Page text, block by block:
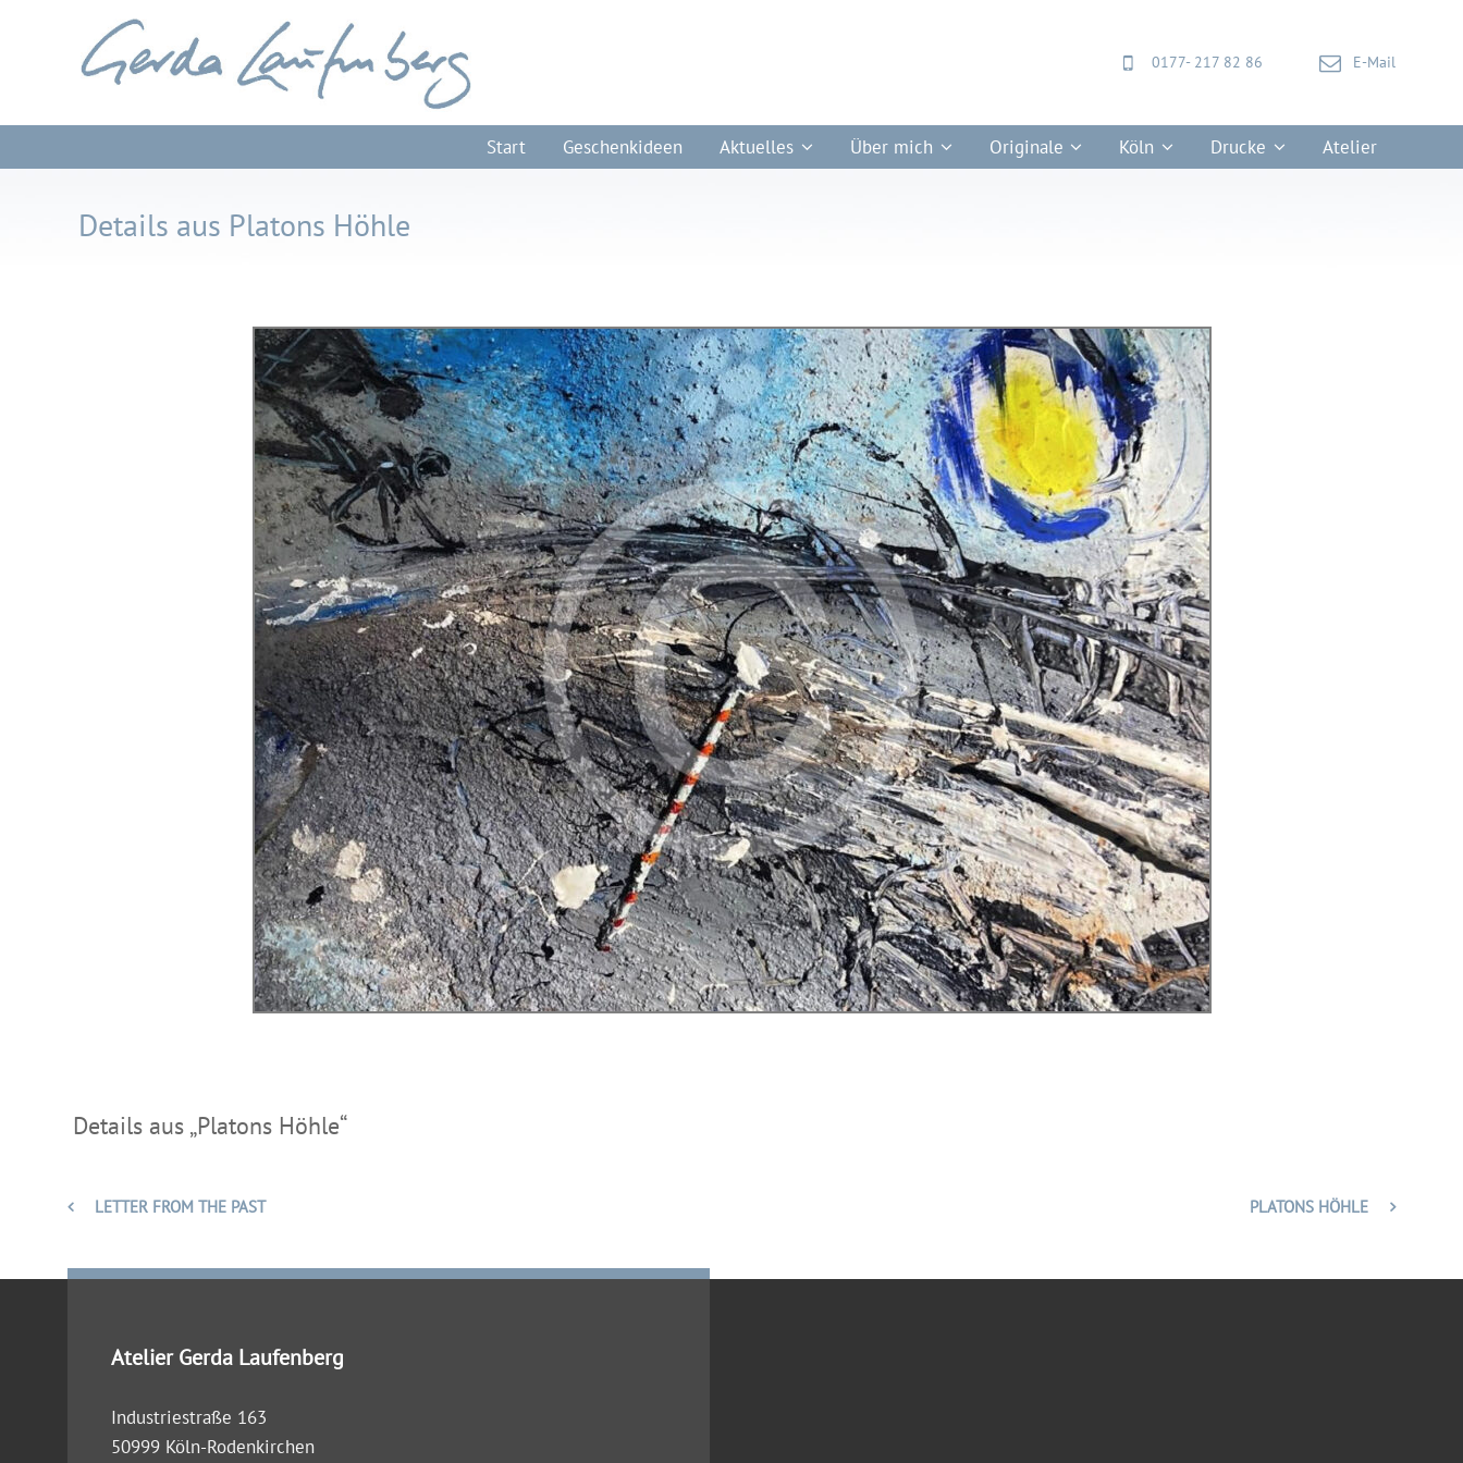
0177- 217 82 86 E-Mail
Start Geschenkideen Aktuelles Über mich Originale Köln Drucke Atelier
Details aus Platons Höhle
Details aus „Platons Höhle“
LETTER FROM THE PAST PLATONS HÖHLE
Atelier Gerda Laufenberg
Industriestraße 163
50999 Köln-Rodenkirchen